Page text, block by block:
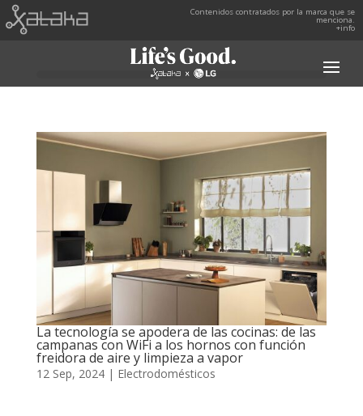
Contenidos contratados por la marca que se
menciona.
+info
La tecnología se apodera de las cocinas: de las
campanas con WiFi a los hornos con función
freidora de aire y limpieza a vapor
12 Sep, 2024| Electrodomésticos